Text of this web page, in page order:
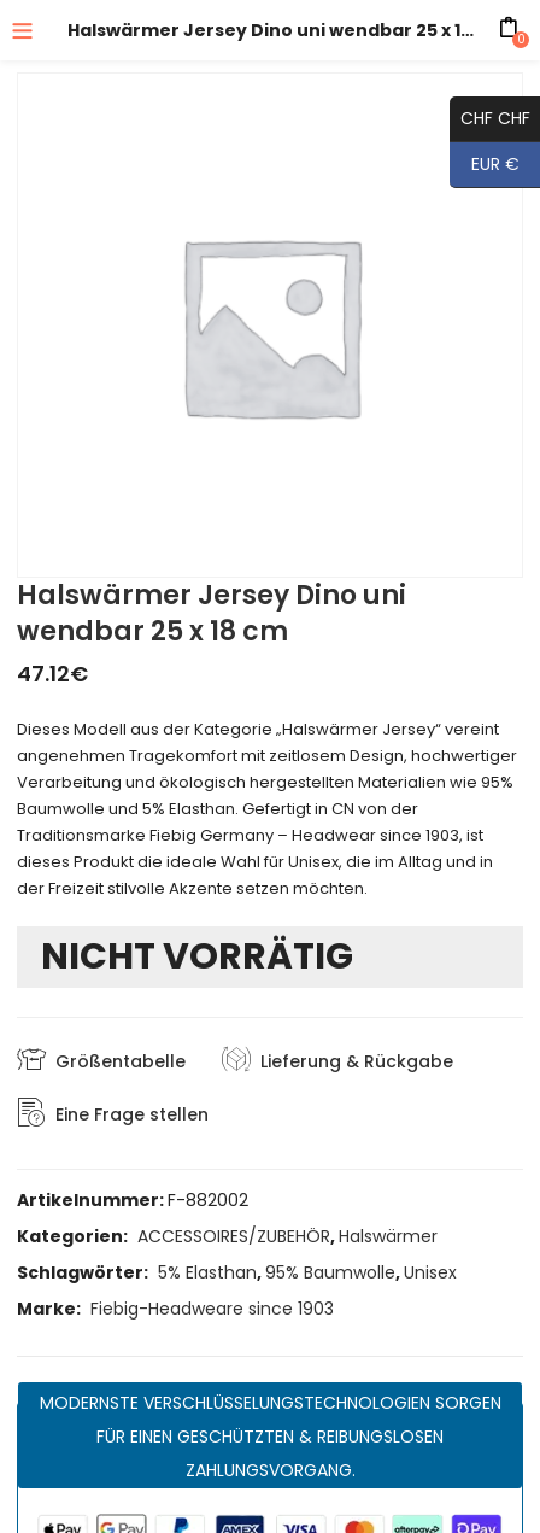
Halswärmer Jersey Dino uni wendbar 25 x 18 cm 0
Halswärmer Jersey Dino uni
wendbar 25 x 18 cm
47.12€
Dieses Modell aus der Kategorie „Halswärmer Jersey“ vereint
angenehmen Tragekomfort mit zeitlosem Design, hochwertiger
Verarbeitung und ökologisch hergestellten Materialien wie 95%
Baumwolle und 5% Elasthan. Gefertigt in CN von der
Traditionsmarke Fiebig Germany – Headwear since 1903, ist
dieses Produkt die ideale Wahl für Unisex, die im Alltag und in
der Freizeit stilvolle Akzente setzen möchten.
NICHT VORRÄTIG
Größentabelle Lieferung & Rückgabe
Eine Frage stellen
Artikelnummer:F-882002
Kategorien: ACCESSOIRES/ZUBEHÖR,Halswärmer
Schlagwörter: 5% Elasthan,95% Baumwolle,Unisex
Marke: Fiebig-Headweare since 1903
MODERNSTE VERSCHLÜSSELUNGSTECHNOLOGIEN SORGEN
FÜR EINEN GESCHÜTZTEN & REIBUNGSLOSEN
ZAHLUNGSVORGANG.
CHF CHF
EUR €